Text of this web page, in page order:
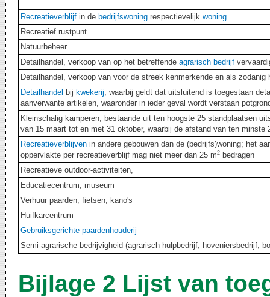
Recreatieverblijf in de bedrijfswoning respectievelijk woning
Recreatief rustpunt
Natuurbeheer
Detailhandel, verkoop van op het betreffende agrarisch bedrijf
Detailhandel, verkoop van voor de streek kenmerkende en als
Detailhandel bij kwekerij , waarbij geldt dat uitsluitend is toegestaan
aanverwante artikelen, waaronder in ieder geval wordt verstaan
Kleinschalig kamperen, bestaande uit ten hoogste 25 standplaatsen
van 15 maart tot en met 31 oktober, waarbij de afstand van ten
Recreatieverblijven in andere gebouwen dan de (bedrijfs)woning; het
oppervlakte per recreatieverblijf mag niet meer dan 25 m2 bedragen
Recreatieve outdoor-activiteiten,
Educatiecentrum, museum
Verhuur paarden, fietsen, kano's
Huifkarcentrum
Gebruiksgerichte paardenhouderij
Semi-agrarische bedrijvigheid (agrarisch hulpbedrijf, hoveniersbedrijf,
Bijlage 2 Lijst van